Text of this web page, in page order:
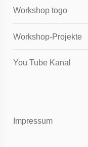
Workshop togo
Workshop-Projekte
You Tube Kanal
Impressum